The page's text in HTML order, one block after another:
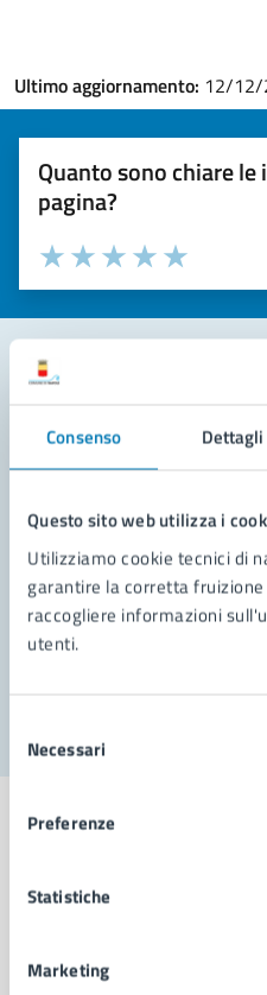
Consenso Dettagli
Questo sito web utilizza i
Utilizziamo cookie tecnici di
garantire la corretta
raccogliere informazioni
utenti.
delNecessari
Preferenze
Statistiche
Marketing
Ultimo aggiornamento: 12/12/
Quanto sono chiare
pagina?
Valuta la chiarezza delle
Seleziona il numero di
Valuta 5
Valuta 4 stelle
Valuta 3 stelle su 5
Valuta 2 stelle su 5
Valuta 1 stelle su 5
Leggi le domande
Richiedi assistenza
Prenota appuntamento
Problemi in città
Comune di Napoli
AMMINISTRAZIONE